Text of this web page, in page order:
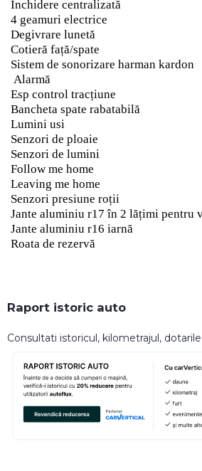
Închidere centralizată
4 geamuri electrice
Degivrare lunetă
Cotieră față/spate
Sistem de sonorizare harman kardon
Alarmă
Esp control tracțiune
Bancheta spate rabatabilă
Lumini usi
Senzori de ploaie
Senzori de lumini
Follow me home
Leaving me home
Senzori presiune roții
Jante aluminiu r17 în 2 lățimi pentru
Jante aluminiu r16 iarnă
Roata de rezervă
Raport istoric auto
Consultati istoricul, kilometrajul, dotarile